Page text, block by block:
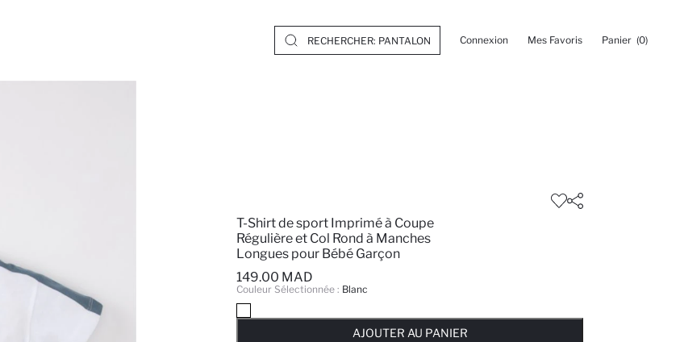
Connexion Mes Favoris Panier (0)
T-Shirt de sport Imprimé à Coupe
Régulière et Col Rond à Manches
Longues pour Bébé Garçon
149.00 MAD
Couleur Sélectionnée : Blanc
AJOUTER AU PANIER